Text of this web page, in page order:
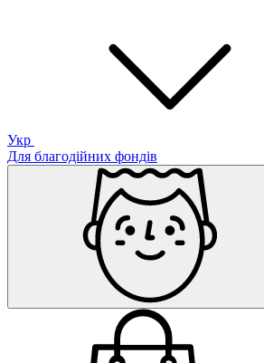
Укр
Для благодійних фондів